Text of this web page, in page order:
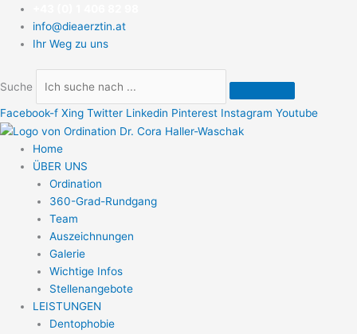
Zum
Inhalt
springen
info@dieaerztin.at
Ihr Weg zu uns
Suche
Facebook-f Xing Twitter Linkedin Pinterest Instagram Youtube
Home
ÜBER UNS
Ordination
360-Grad-Rundgang
Team
Auszeichnungen
Galerie
Wichtige Infos
Stellenangebote
LEISTUNGEN
Dentophobie